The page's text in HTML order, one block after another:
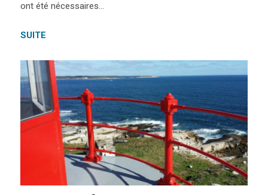
ont été nécessaires…
SUITE